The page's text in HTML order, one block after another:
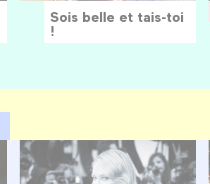
Sois belle et tais-toi
!